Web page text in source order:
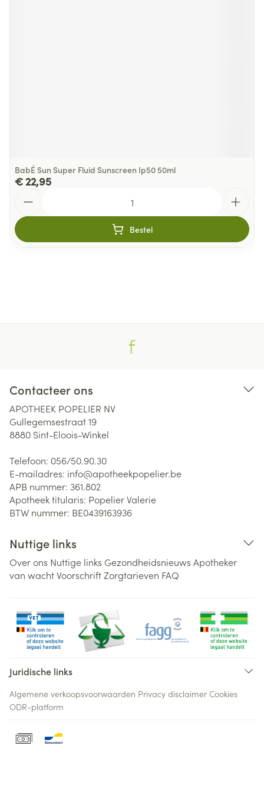
BabÉ Sun Super Fluid Sunscreen Ip50 50ml
€ 22,95
Bestel
Contacteer ons
APOTHEEK POPELIER NV
Gullegemsestraat 19
8880 Sint-Eloois-Winkel
Telefoon: 056/50.90.30
E-mailadres: info@apotheekpopelier.be
APB nummer: 361.802
Apotheek titularis: Popelier Valerie
BTW nummer: BE0439163936
Nuttige links
Over ons Nuttige links Gezondheidsnieuws Apotheker
van wachtVoorschriftZorgtarieven FAQ
Juridische links
Algemene verkoopsvoorwaarden Privacy disclaimer Cookies
ODR-platform